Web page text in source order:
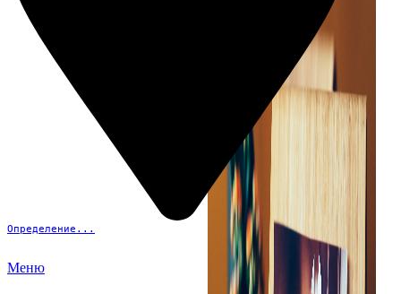
Определение...
Меню